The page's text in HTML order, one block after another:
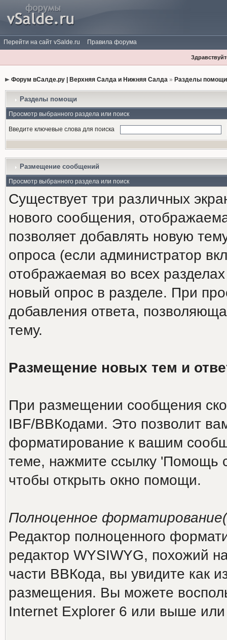
Перейти на сайт vSalde.ru Правила форума
Форум вСалде.ру | Верхняя Салда и Нижняя Салда» Разделы
Разделы помощи
Просмотр выбранного раздела или поиск
Введите ключевые слова для поиска
Размещение сообщений
Просмотр выбранного раздела или поиск
Существует три различных
нового сообщения,
позволяет добавлять новую
опроса (если администратор
отображаемая во всех
новый опрос в разделе. При
добавления ответа,
тему.
Размещение новых тем и
При размещении сообщения
IBF/BBКодами. Это позволит
форматирование к вашим
теме, нажмите ссылку 'Помощь
чтобы открыть окно помощи.
Полноценное
Редактор полноценного
редактор WYSIWYG, похожий
части ВВКода, вы увидите как
размещения. Вы можете
Internet Explorer 6 или выше